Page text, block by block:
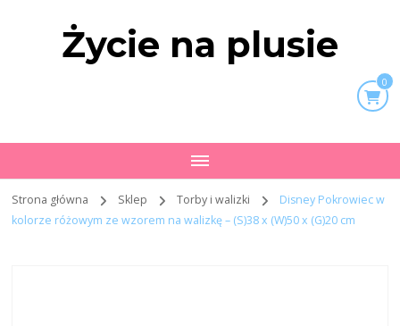
Życie na plusie
0
Strona główna Sklep Torby i walizki
Disney Pokrowiec w
kolorze różowym ze wzorem na walizkę – (S)38 x (W)50 x (G)20 cm